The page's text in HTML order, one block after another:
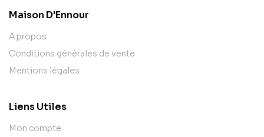
Maison D'Ennour
A propos
Conditions générales de vente
Mentions légales
Liens Utiles
Mon compte